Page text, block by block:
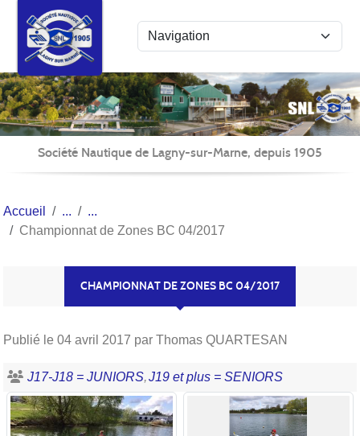
Société Nautique de Lagny-sur-Marne, depuis 1905
Accueil
Championnat de Zones BC 04/2017
CHAMPIONNAT DE ZONES BC 04/2017
Publié le 04 avril 2017 par Thomas QUARTESAN
J17-J18 = JUNIORS J19 et plus = SENIORS
Panneau de gestion des cookies